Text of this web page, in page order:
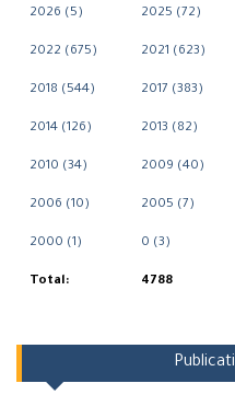
2026 (5) 2025 (72)
2022 (675) 2021 (623)
2018 (544) 2017 (383)
2014 (126) 2013 (82)
2010 (34) 2009 (40)
2006 (10) 2005 (7)
2000 (1) 0 (3)
Total: 4788